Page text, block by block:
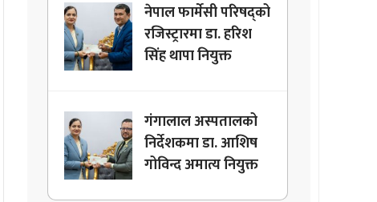
नेपाल फार्मेसी परिषद्को
रजिस्ट्रारमा डा. हरिश
सिंह थापा नियुक्त
गंगालाल अस्पतालको
निर्देशकमा डा. आशिष
गोविन्द अमात्य नियुक्त